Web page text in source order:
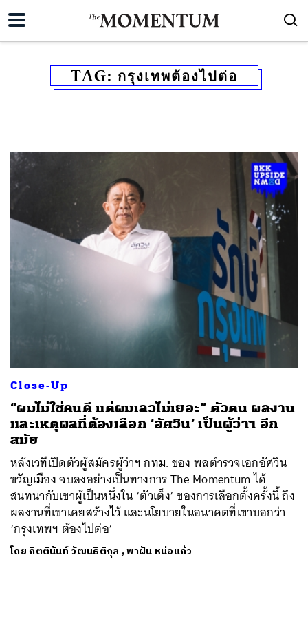
TAG: กรุงเทพต้องไปต่อ
Close-Up
“ผมไม่ใช่คนดี แต่ผมเลวไม่เยอะ” ตัวตน ผลงาน
และเหตุผลที่ต้องเลือก ‘อัศวิน’ เป็นผู้ว่าฯ อีก
สมัย
หลังเวทีเปิดตัวผู้สมัครผู้ว่าฯ กทม. ของ พลตำรวจเอกอัศวิน
ขวัญเมือง จบลงอย่างเป็นทางการ The Momentum ได้
สนทนากับเขาผู้เป็นหนึ่งใน ‘ตัวเต็ง’ ของการเลือกตั้งครั้งนี้ ถึง
ผลงานที่เขาเคยสร้างไว้ และนโยบายในอนาคตที่เขาบอกว่า
‘กรุงเทพฯ ต้องไปต่อ’
โดย กิตตินันท์ วัฒนธิติกุล ,พาฝัน หน่อแก้ว